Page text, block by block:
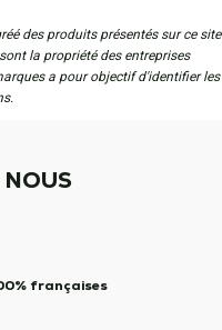
des produits présentés sur ce site
la propriété des entreprises
a pour objectif d'identifier les
françaises